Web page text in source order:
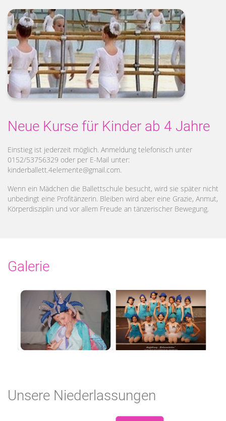
Neue Kurse für Kinder ab 4 Jahre
Einstieg ist jederzeit möglich. Anmeldung telefonisch unter
0152/53756329 oder per E-Mail unter:
kinderballett.4elemente@gmail.com.
Wenn ein Mädchen die Ballettschule besucht, wird sie später nicht
unbedingt eine Profitänzerin. Bleiben wird aber eine Grazie, Anmut,
Körperdisziplin und vor allem Freude an tänzerischer Bewegung.
Galerie
Unsere Niederlassungen